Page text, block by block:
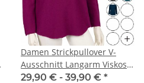
Damen Strickpullover V-
Ausschnitt Langarm Viskose
Viele Farben 38-40 One Size
29,90 € - 39,90 € *